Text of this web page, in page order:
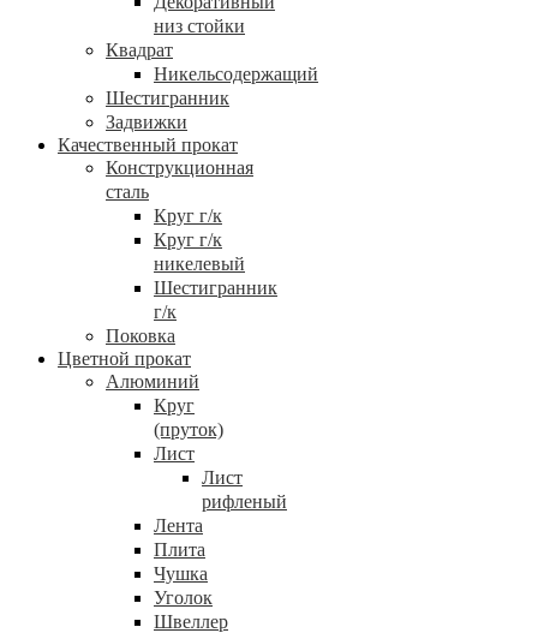
низ стойки
Квадрат
Никельсодержащий
Шестигранник
Задвижки
Качественный прокат
Конструкционная
сталь
Круг г/к
Круг г/к
никелевый
Шестигранник
г/к
Поковка
Цветной прокат
Алюминий
Круг
(пруток)
Лист
Лист
рифленый
Лента
Плита
Чушка
Уголок
Швеллер